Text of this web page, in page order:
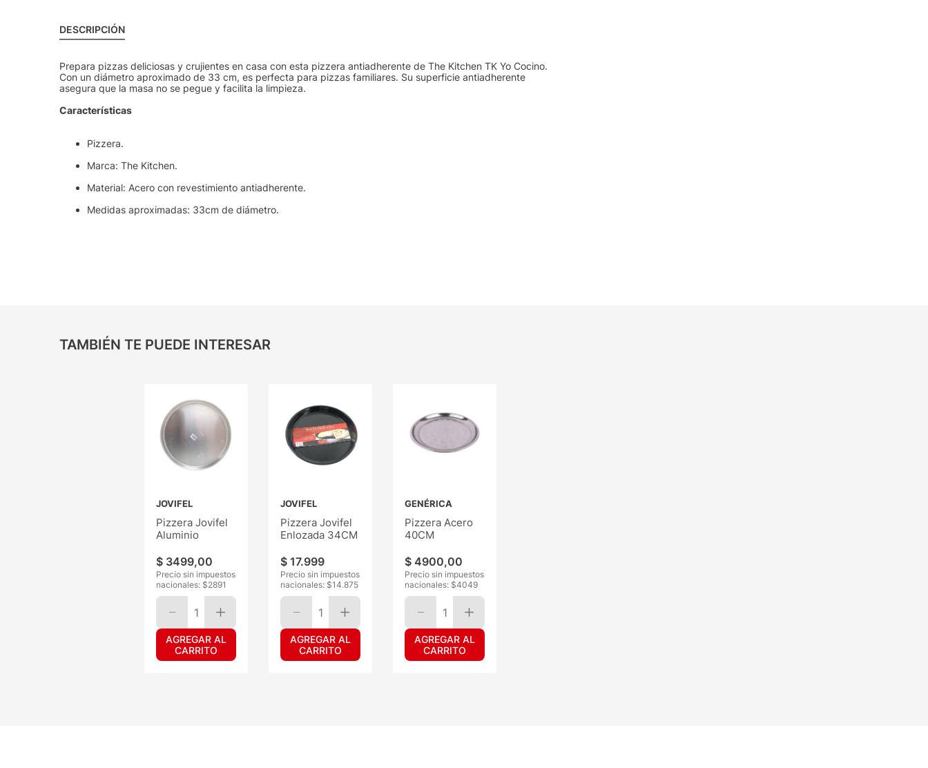
DESCRIPCIÓN
Prepara pizzas deliciosas y crujientes en casa con esta pizzera antiadherente de The Kitchen TK Yo Cocino.
Con un diámetro aproximado de 33 cm, es perfecta para pizzas familiares. Su superficie antiadherente
asegura que la masa no se pegue y facilita la limpieza.
Características
Pizzera.
Marca: The Kitchen.
Material: Acero con revestimiento antiadherente.
Medidas aproximadas: 33cm de diámetro.
TAMBIÉN TE PUEDE INTERESAR
JOVIFEL
Pizzera Jovifel
Aluminio
$ 3499,00
Precio sin impuestos
nacionales: $2891
1
AGREGAR AL
CARRITO
JOVIFEL
Pizzera Jovifel
Enlozada 34CM
$ 17.999
Precio sin impuestos
nacionales: $14.875
1
AGREGAR AL
CARRITO
GENÉRICA
Pizzera Acero
40CM
$ 4900,00
Precio sin impuestos
nacionales: $4049
1
AGREGAR AL
CARRITO